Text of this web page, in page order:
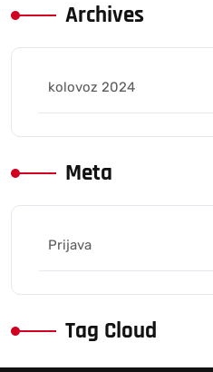
Archives
kolovoz 2024
Meta
Prijava
Tag Cloud